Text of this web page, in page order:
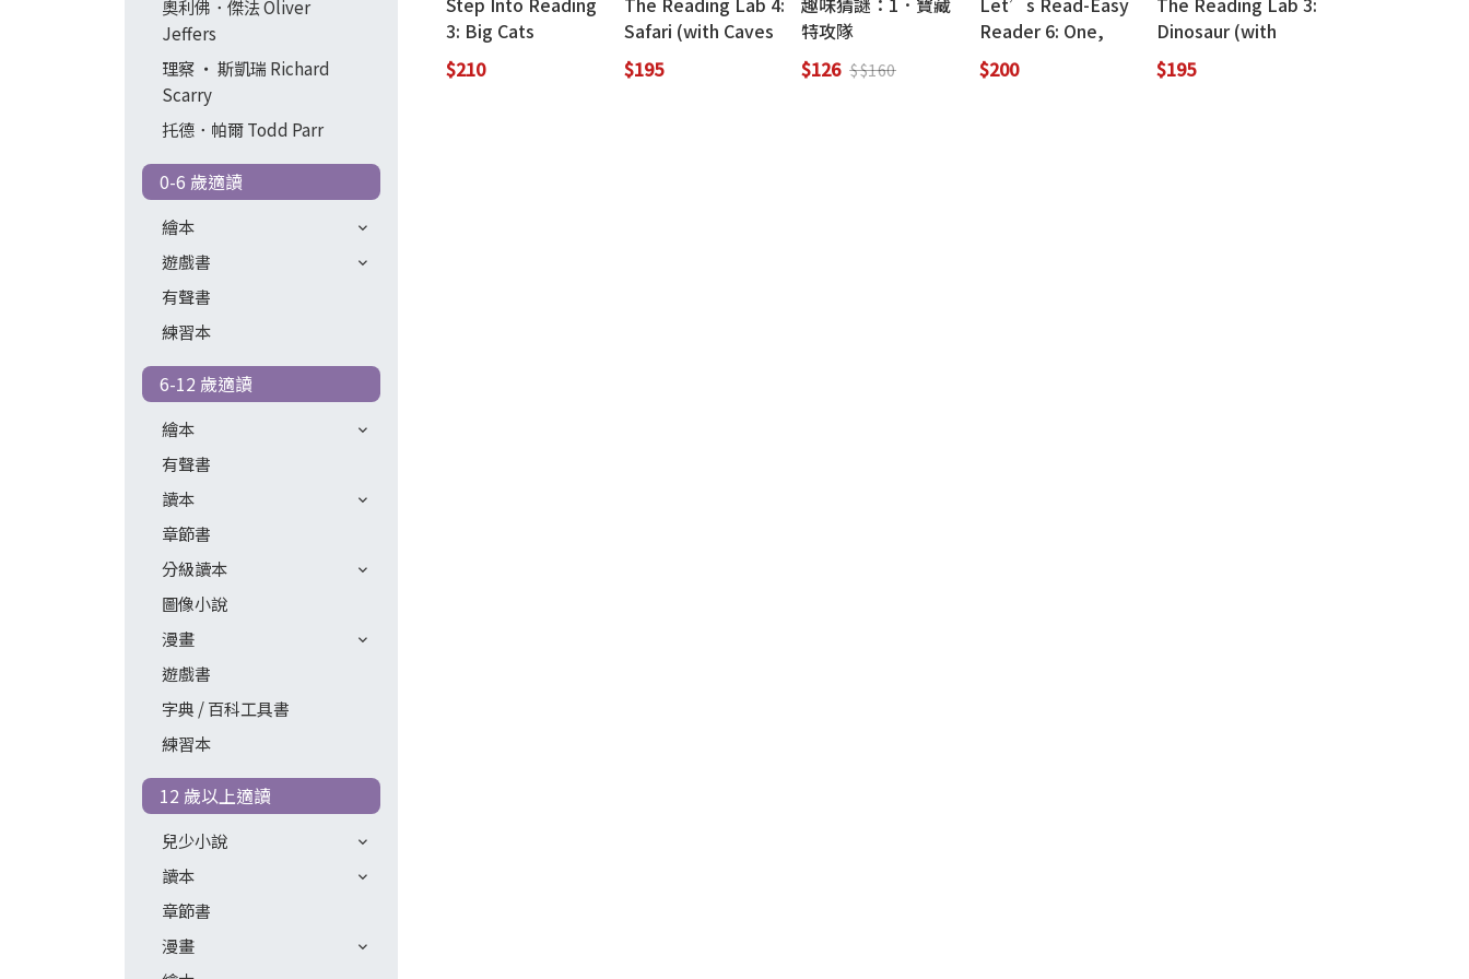
奧利佛．傑法 Oliver
Jeffers
理察 ‧ 斯凱瑞 Richard
Scarry
托德．帕爾 Todd Parr
0-6 歲適讀
繪本
遊戲書
有聲書
練習本
6-12 歲適讀
繪本
有聲書
讀本
章節書
分級讀本
圖像小說
漫畫
遊戲書
字典 / 百科工具書
練習本
12 歲以上適讀
兒少小說
讀本
章節書
漫畫
3: Big Cats
$210
Safari (with Caves
WebSource)
$195
特攻隊
$126 $$160
Reader 6: One,
two, three! (with
Caves WebSource)
$200
Dinosaur (with
Caves WebSource)
$195